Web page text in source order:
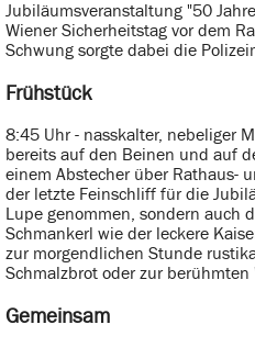
Jubiläumsveranstaltung "50
Wiener Sicherheitstag vor dem
Schwung sorgte dabei die
Frühstück
8:45 Uhr - nasskalter, nebeliger
bereits auf den Beinen und auf
einem Abstecher über Rathaus-
der letzte Feinschliff für die
Lupe genommen, sondern auch
Schmankerl wie der leckere
zur morgendlichen Stunde
Schmalzbrot oder zur berühmten
Gemeinsam